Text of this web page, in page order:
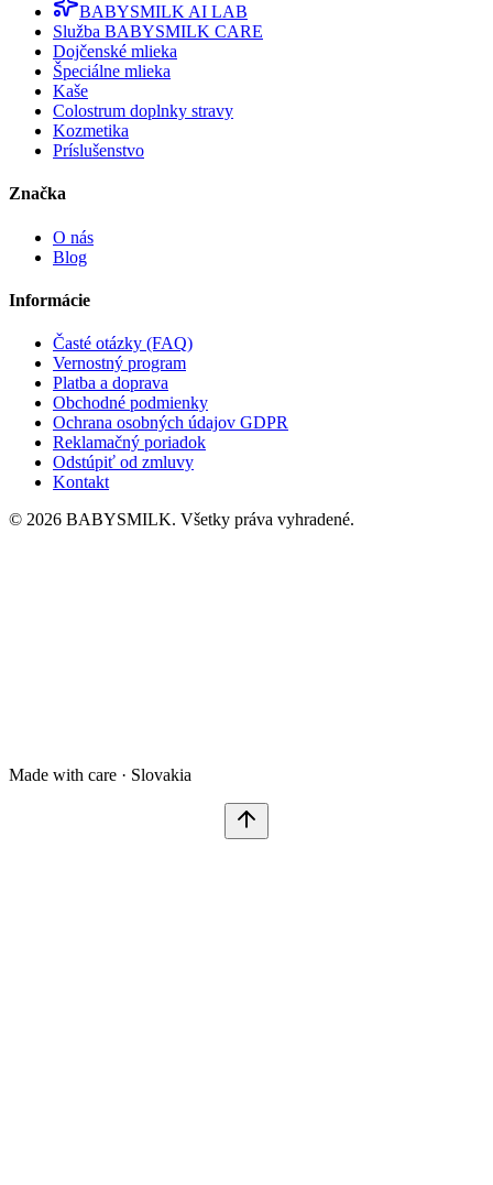
BABYSMILK AI LAB
Služba BABYSMILK CARE
Dojčenské mlieka
Špeciálne mlieka
Kaše
Colostrum doplnky stravy
Kozmetika
Príslušenstvo
Značka
O nás
Blog
Informácie
Časté otázky (FAQ)
Vernostný program
Platba a doprava
Obchodné podmienky
Ochrana osobných údajov GDPR
Reklamačný poriadok
Odstúpiť od zmluvy
Kontakt
© 2026 BABYSMILK. Všetky práva vyhradené.
Made with care · Slovakia